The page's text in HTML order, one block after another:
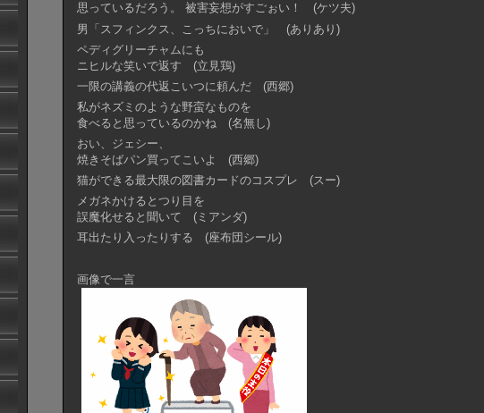
思っているだろう。 被害妄想がすごぉい！ (ケツ夫)
男「スフィンクス、こっちにおいで」 (ありあり)
ペディグリーチャムにも
ニヒルな笑いで返す (立見鶏)
一限の講義の代返こいつに頼んだ (西郷)
私がネズミのような野蛮なものを
食べると思っているのかね (名無し)
おい、ジェシー、
焼きそばパン買ってこいよ (西郷)
猫ができる最大限の図書カードのコスプレ (スー)
メガネかけるとつり目を
誤魔化せると聞いて (ミアンダ)
耳出たり入ったりする (座布団シール)
画像で一言